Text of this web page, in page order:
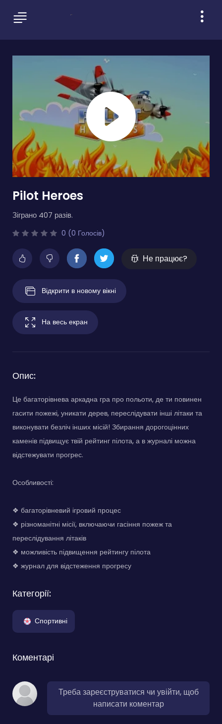
Pilot Heroes
Зіграно 407 разів.
0 (0 Голосів)
Не працює?
Відкрити в новому вікні
На весь екран
Опис:
Це багаторівнева аркадна гра про польоти, де ти повинен
гасити пожежі, уникати дерев, переслідувати інші літаки та
виконувати безліч інших місій! Збирання дорогоцінних
каменів підвищує твій рейтинг пілота, а в журналі можна
відстежувати прогрес.
Особливості:
❖ багаторівневий ігровий процес
❖ різноманітні місії, включаючи гасіння пожеж та
переслідування літаків
❖ можливість підвищення рейтингу пілота
❖ журнал для відстеження прогресу
Категорії:
Спортивні
Коментарі
Треба зареєструватися чи увійти, щоб
написати коментар